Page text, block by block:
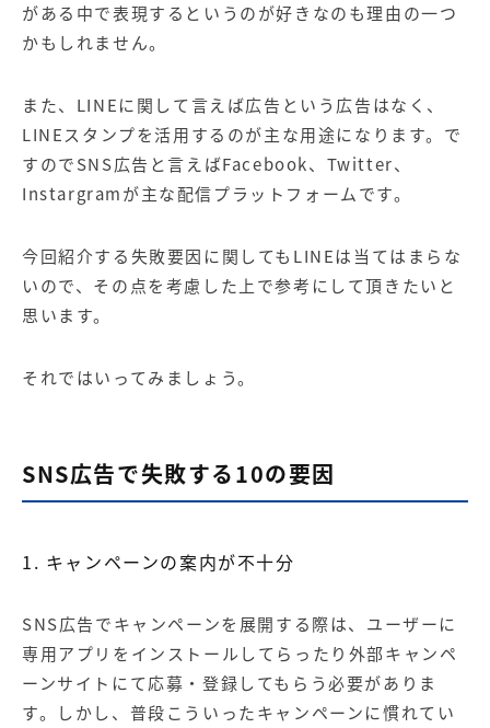
がある中で表現するというのが好きなのも理由の一つ
かもしれません。
また、LINEに関して言えば広告という広告はなく、
LINEスタンプを活用するのが主な用途になります。で
すのでSNS広告と言えばFacebook、Twitter、
Instargramが主な配信プラットフォームです。
今回紹介する失敗要因に関してもLINEは当てはまらな
いので、その点を考慮した上で参考にして頂きたいと
思います。
それではいってみましょう。
SNS広告で失敗する10の要因
1. キャンペーンの案内が不十分
SNS広告でキャンペーンを展開する際は、ユーザーに
専用アプリをインストールしてらったり外部キャンペ
ーンサイトにて応募・登録してもらう必要がありま
す。しかし、普段こういったキャンペーンに慣れてい